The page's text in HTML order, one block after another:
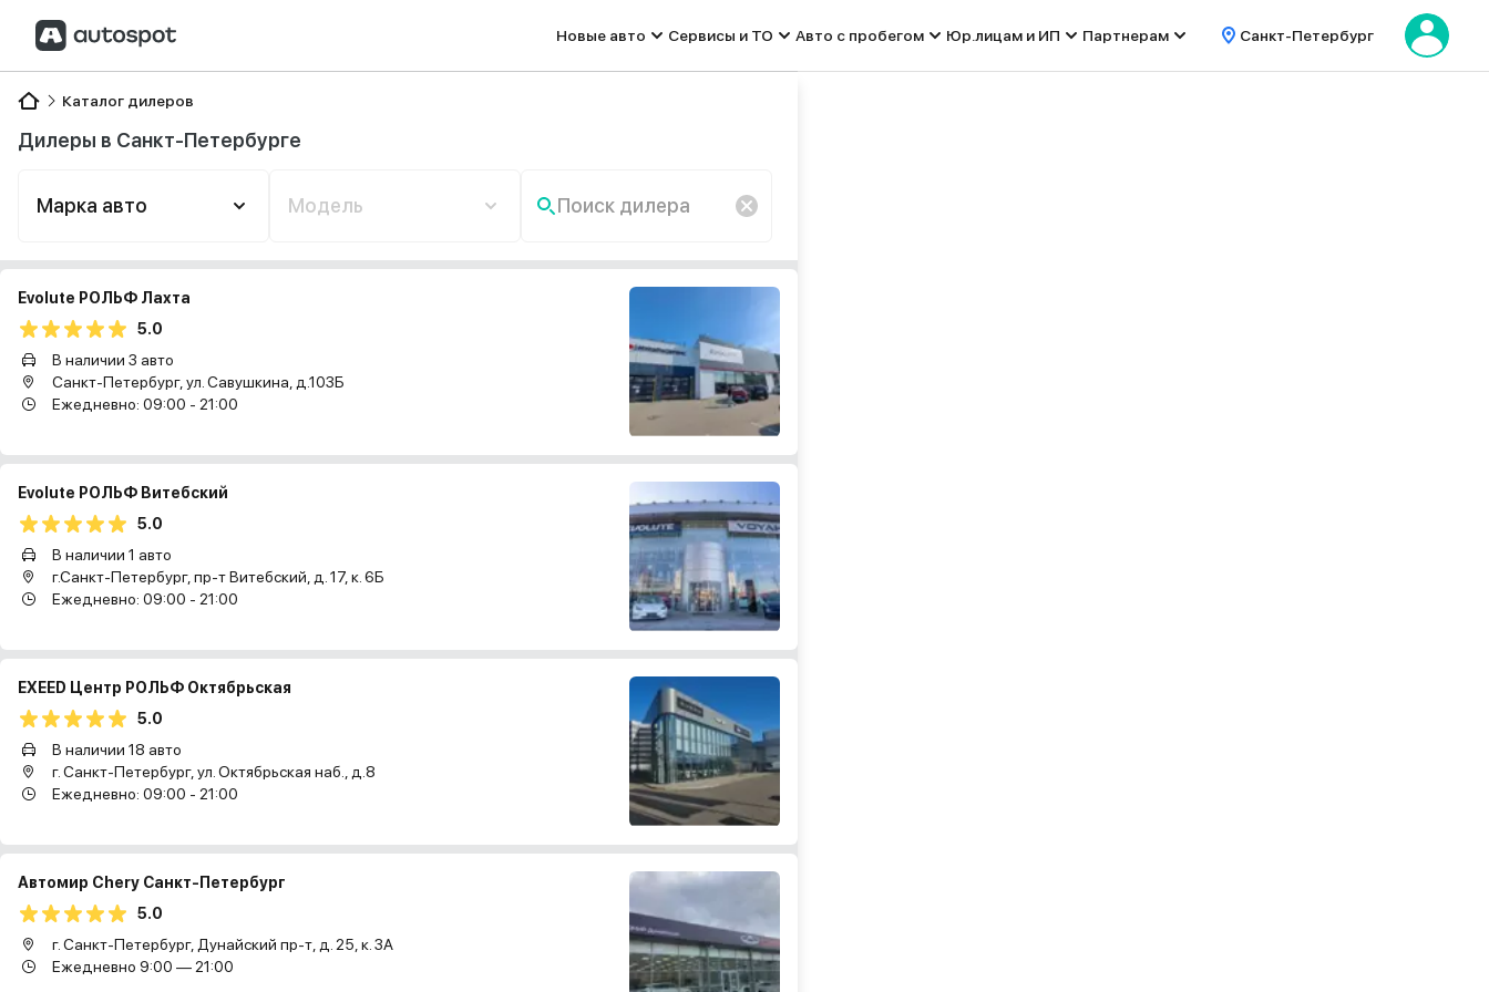
Новые авто Сервисы и ТО Авто с пробегом Юр.лицам и ИП Партнерам Санкт-Петербург
Каталог дилеров
Дилеры в Санкт-Петербурге
Марка авто Модель Поиск дилера
По запросу «» ничего не
Evolute РОЛЬФ Лахта
5.0
В наличии 3 авто
Санкт-Петербург, ул. Савушкина, д.103Б
Ежедневно: 09:00 - 21:00
Evolute РОЛЬФ Витебский
5.0
В наличии 1 авто
г.Санкт-Петербург, пр-т Витебский, д. 17, к. 6Б
Ежедневно: 09:00 - 21:00
EXEED Центр РОЛЬФ Октябрьская
5.0
В наличии 18 авто
г. Санкт-Петербург, ул. Октябрьская наб., д.8
Ежедневно: 09:00 - 21:00
Автомир Chery Санкт-Петербург
5.0
г. Санкт-Петербург, Дунайский пр-т, д. 25, к. 3А
Ежедневно 9:00 — 21:00